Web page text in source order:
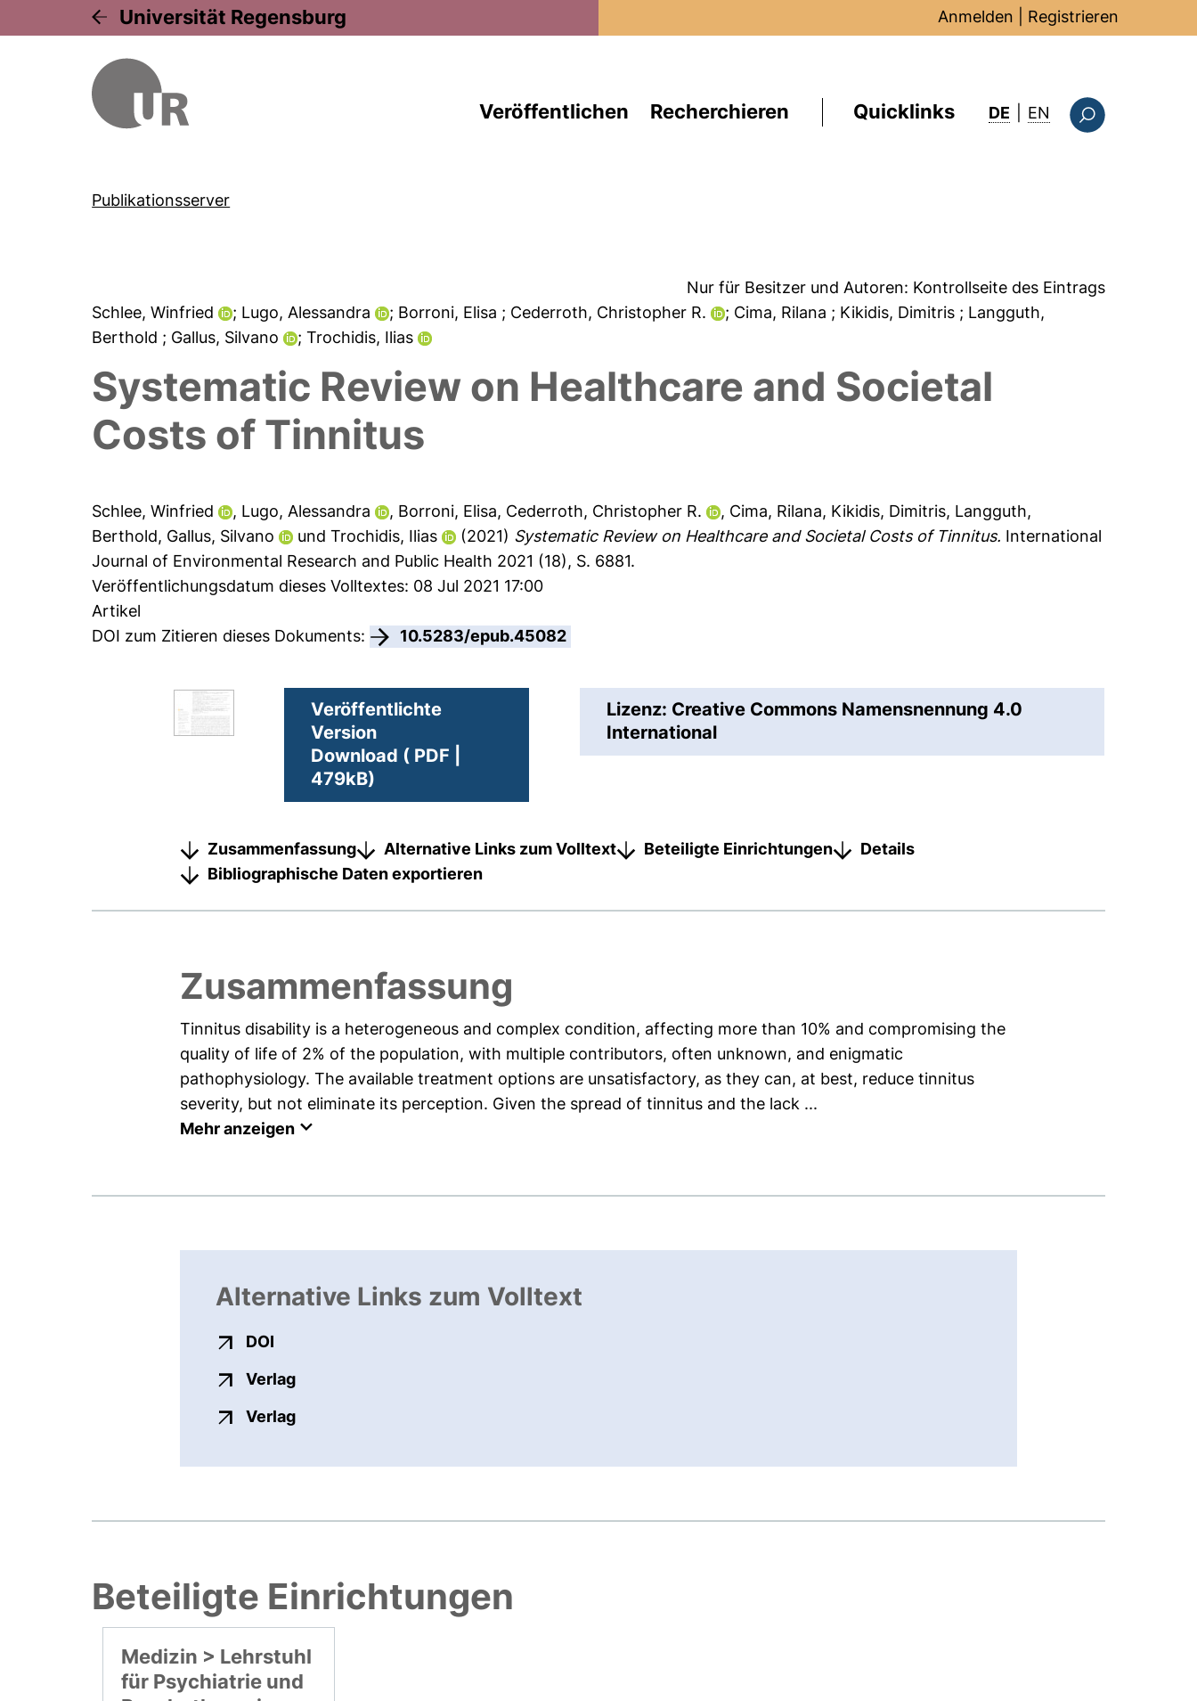
Universität Regensburg Anmelden Registrieren
Veröffentlichen Recherchieren Quicklinks DE EN : this page in
Publikationsserver
Nur für Besitzer und Autoren: Kontrollseite des Eintrags
Schlee, Winfried
; Lugo, Alessandra ; Borroni, Elisa ; Cederroth, Christopher R. ; Cima, Rilana ; Kikidis, Dimitris ; Langguth,
Berthold ; Gallus, Silvano ; Trochidis, Ilias
Systematic Review on Healthcare and Societal
Costs of Tinnitus
Schlee, Winfried , Lugo, Alessandra , Borroni, Elisa, Cederroth, Christopher R. , Cima, Rilana, Kikidis, Dimitris, Langguth,
Berthold, Gallus, Silvano undTrochidis, Ilias (2021) Systematic Review on Healthcare and Societal Costs of Tinnitus. International
Journal of Environmental Research and Public Health 2021 (18), S. 6881.
Veröffentlichungsdatum dieses Volltextes: 08 Jul 2021 17:00
Artikel
DOI zum Zitieren dieses Dokuments:
10.5283/epub.45082
Veröffentlichte
Version
Download ( PDF |
479kB)
Lizenz: Creative Commons Namensnennung 4.0
International
Zusammenfassung Alternative Links zum Volltext Beteiligte Einrichtungen
Details
Bibliographische Daten exportieren
Zusammenfassung
Tinnitus disability is a heterogeneous and complex condition, affecting more than 10% and compromising the
quality of life of 2% of the population, with multiple contributors, often unknown, and enigmatic
pathophysiology. The available treatment options are unsatisfactory, as they can, at best, reduce tinnitus
severity, but not eliminate its perception. Given the spread of tinnitus and the lack ...
Mehr anzeigen
Alternative Links zum Volltext
DOI
Verlagexterner Link, öffnet neues Fenster
Verlagexterner Link, öffnet neues Fenster
Beteiligte Einrichtungen
Medizin > Lehrstuhl
für Psychiatrie und